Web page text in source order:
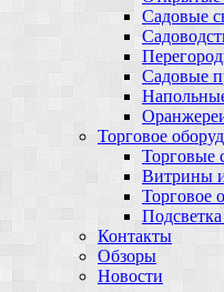
Садовые
Садовые
Торговое
Торговые
Витрины
Торговое
Контакты
Обзоры
Новости